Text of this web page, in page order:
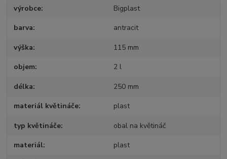
výrobce Bigplast
barva antracit
výška 115 mm
objem 2 l
délka 250 mm
materiál květináče plast
typ květináče obal na květináč
materiál plast